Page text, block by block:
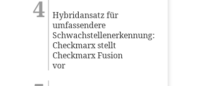
Hybridansatz für
umfassendere
Schwachstellenerkennung:
Checkmarx stellt
Checkmarx Fusion
vor